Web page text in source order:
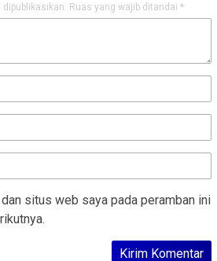
Ruas yang wajib ditandai *
situs web saya pada peramban ini